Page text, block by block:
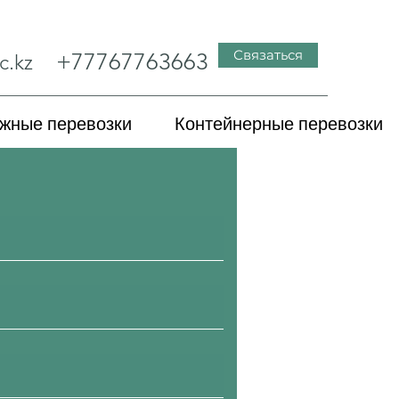
+77767763663 Связаться
перевозки Контейнерные перевозки